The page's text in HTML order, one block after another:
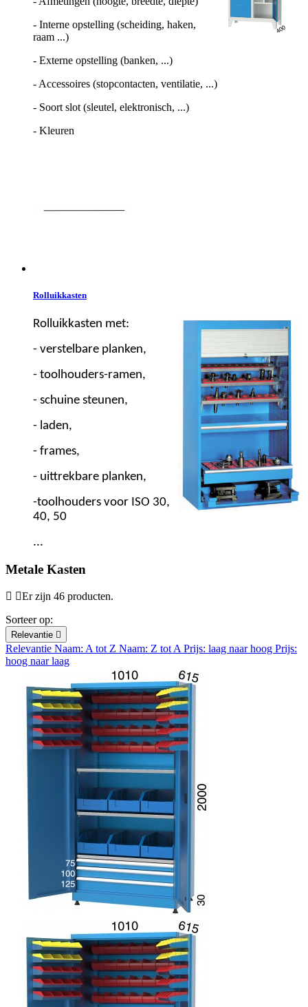
- Interne opstelling (scheiding, haken,
raam ...)
- Externe opstelling (banken, ...)
- Accessoires (stopcontacten, ventilatie, ...)
- Soort slot (sleutel, elektronisch, ...)
- Kleuren
Rolluikkasten
Rolluikkasten met:
- verstelbare planken,
- toolhouders-ramen,
- schuine steunen,
- laden,
- frames,
- uittrekbare planken,
-toolhouders voor ISO 30,
40, 50
...
Metale Kasten
Er zijn 46 producten.
Sorteer op:
Relevantie 
Relevantie Naam: A tot Z Naam: Z tot A Prijs: laag naar hoog Prijs:
hoog naar laag